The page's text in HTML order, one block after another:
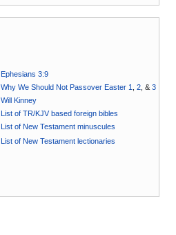
Ephesians 3:9
Why We Should Not Passover Easter 1
,2 , &3
Will Kinney
List of TR/KJV based foreign bibles
List of New Testament minuscules
List of New Testament lectionaries